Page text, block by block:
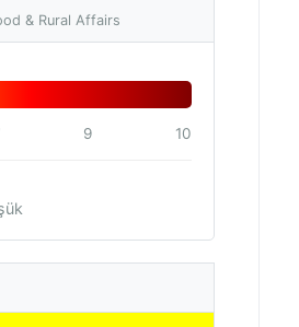
& Rural Affairs
9 10